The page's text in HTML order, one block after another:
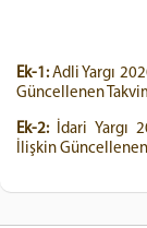
Ek-1:Adli Yargı
Güncellenen
Ek-2: İdari Yargı
İlişkin